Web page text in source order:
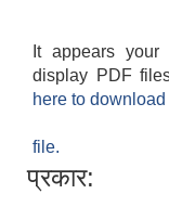
It appears
display PDF
here to
file.
प्रकार: